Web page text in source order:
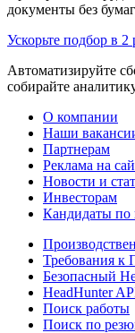
документы без
Ускорьте подбор в 2
Автоматизируйте
собирайте
О компании
Наши
Партнерам
Реклама на
Новости и
Инвесторам
Кандидаты по
Требования к
Безопасный
HeadHunter
Поиск работы
Поиск по